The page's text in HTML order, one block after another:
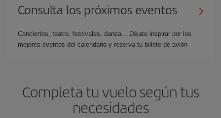
Consulta los próximos eventos
Conciertos, teatro, festivales, danza... Déjate inspirar por los
mejores eventos del calendario y reserva tu billete de avión
Completa tu vuelo según tus
necesidades